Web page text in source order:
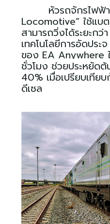
หัวรถจักรไฟฟ้
Locomotive” ใช้แบ
สามารถวิ่งได้ระยะกว่า
เทคโนโลยีการอัดประจุ
ของ EA Anywhere
ชั่วโมง ช่วยประหยัด
40% เมื่อเปรียบเทีย
ดีเซล